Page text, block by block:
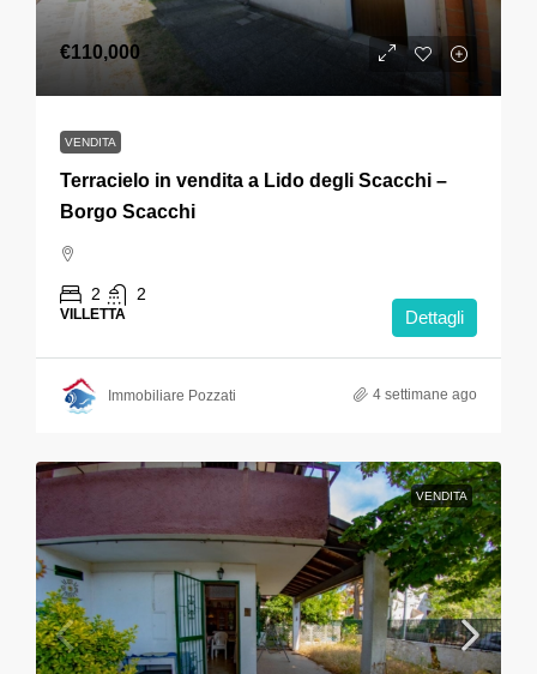
€110,000
VENDITA
Terracielo in vendita a Lido degli Scacchi –
Borgo Scacchi
2 2
VILLETTA Dettagli
Immobiliare Pozzati 4 settimane ago
VENDITA